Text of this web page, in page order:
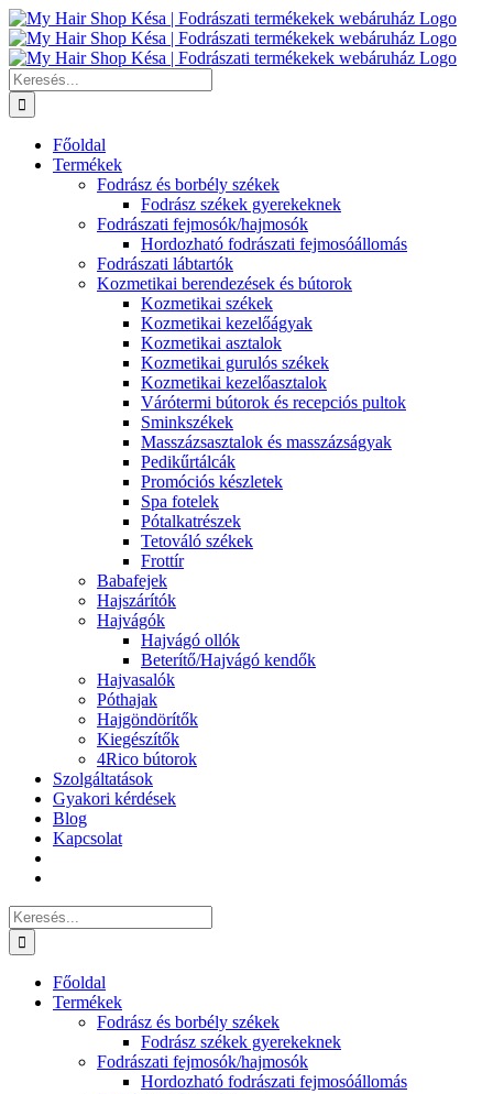
Kihagyás
Keresés...
Főoldal
Termékek
Fodrász és borbély székek
Fodrász székek gyerekeknek
Fodrászati fejmosók/hajmosók
Hordozható fodrászati fejmosóállomás
Fodrászati lábtartók
Kozmetikai berendezések és bútorok
Kozmetikai székek
Kozmetikai kezelőágyak
Kozmetikai asztalok
Kozmetikai gurulós székek
Kozmetikai kezelőasztalok
Várótermi bútorok és recepciós pultok
Sminkszékek
Masszázsasztalok és masszázságyak
Pedikűrtálcák
Promóciós készletek
Spa fotelek
Pótalkatrészek
Tetováló székek
Frottír
Babafejek
Hajszárítók
Hajvágók
Hajvágó ollók
Beterítő/Hajvágó kendők
Hajvasalók
Póthajak
Hajgöndörítők
Kiegészítők
4Rico bútorok
Szolgáltatások
Gyakori kérdések
Blog
Kapcsolat
Keresés...
Főoldal
Termékek
Fodrász és borbély székek
Fodrász székek gyerekeknek
Fodrászati fejmosók/hajmosók
Hordozható fodrászati fejmosóállomás